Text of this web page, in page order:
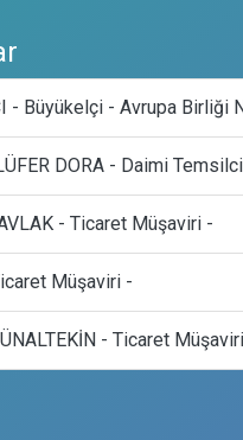
- Büyükelçi - Avrupa
DORA - Daimi Temsilci
- Ticaret Müşaviri -
Müşaviri -
- Ticaret